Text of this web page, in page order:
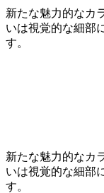
新たな魅力的なカ
いは視覚的な細部
す。
新たな魅力的なカ
いは視覚的な細部
す。